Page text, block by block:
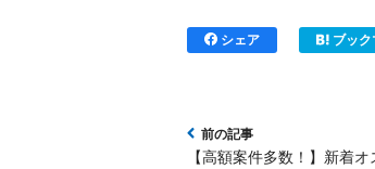
シェア ブック
【高額案件多数！】新着オ